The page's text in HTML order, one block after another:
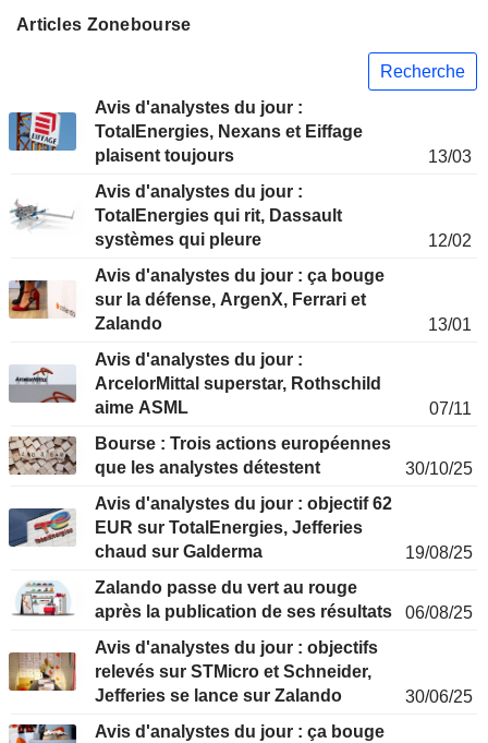
Articles Zonebourse
Recherche
Avis d'analystes du jour :
TotalEnergies, Nexans et Eiffage
plaisent toujours
13/03
Avis d'analystes du jour :
TotalEnergies qui rit, Dassault
systèmes qui pleure
12/02
Avis d'analystes du jour : ça bouge
sur la défense, ArgenX, Ferrari et
Zalando
13/01
Avis d'analystes du jour :
ArcelorMittal superstar, Rothschild
aime ASML
07/11
Bourse : Trois actions européennes
que les analystes détestent
30/10/25
Avis d'analystes du jour : objectif 62
EUR sur TotalEnergies, Jefferies
chaud sur Galderma
19/08/25
Zalando passe du vert au rouge
après la publication de ses résultats
06/08/25
Avis d'analystes du jour : objectifs
relevés sur STMicro et Schneider,
Jefferies se lance sur Zalando
30/06/25
Avis d'analystes du jour : ça bouge